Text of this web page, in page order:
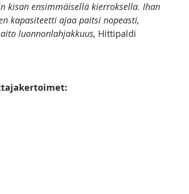
kisan ensimmäisellä kierroksella. Ihan
kapasiteetti ajaa paitsi nopeasti,
luonnonlahjakkuus, Hittipaldi